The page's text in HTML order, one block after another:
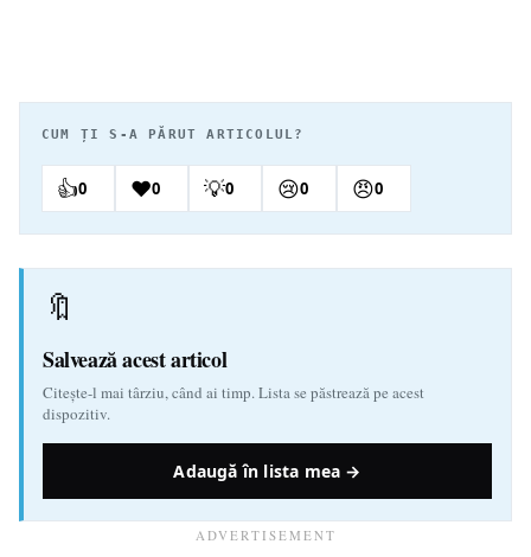
CUM ȚI S-A PĂRUT ARTICOLUL?
👍0 ❤️0 💡0 😢0 😠0
🔖
Salvează acest articol
Citește-l mai târziu, când ai timp. Lista se păstrează pe acest
dispozitiv.
Adaugă în lista mea →